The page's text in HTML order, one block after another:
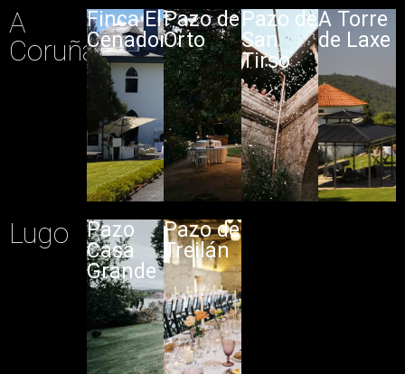
A
Coruña
Finca El
Cenador
Pazo de
Orto
Pazo de
San
Tirso
A Torre
de Laxe
Lugo
Pazo
Casa
Grande
Pazo de
Treilán